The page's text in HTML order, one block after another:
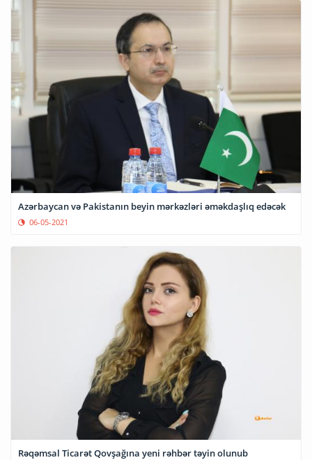
Azərbaycan və Pakistanın beyin mərkəzləri əməkdaşlıq edəcək
06-05-2021
Rəqəmsal Ticarət Qovşağına yeni rəhbər təyin olunub